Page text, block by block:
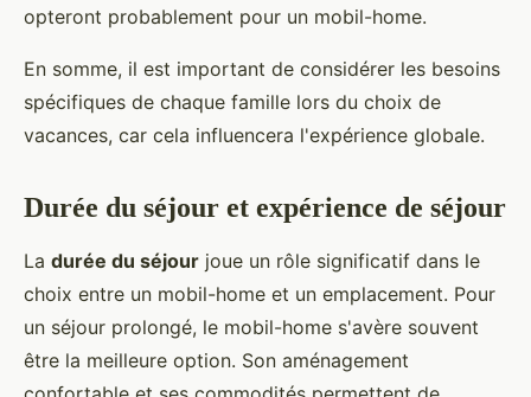
opteront probablement pour un mobil-home.
En somme, il est important de considérer les besoins
spécifiques de chaque famille lors du choix de
vacances, car cela influencera l'expérience globale.
Durée du séjour et expérience de séjour
La durée du séjour joue un rôle significatif dans le
choix entre un mobil-home et un emplacement. Pour
un séjour prolongé, le mobil-home s'avère souvent
être la meilleure option. Son aménagement